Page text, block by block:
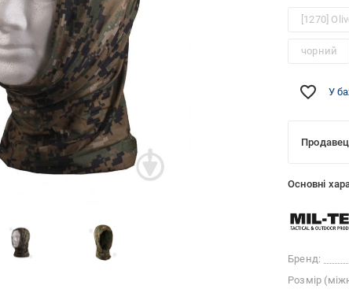
[1270]
чорний
У
Основні
Бренд:
Розмір